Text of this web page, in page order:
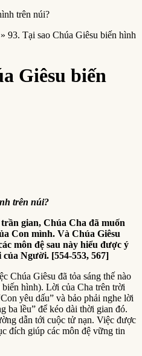
» 93. Tại sao Chúa Giêsu biến hình
Giêsu biến
trên núi?
gian, Chúa Cha đã muốn
Con mình. Và Chúa Giêsu
môn đệ sau này hiểu được ý
của Người. [554-553, 567]
Chúa Giêsu đã tỏa sáng thế nào
hình). Lời của Cha trên trời
yêu dấu” và bảo phải nghe lời
ba lều” để kéo dài thời gian đó.
dẫn tới cuộc tử nạn. Việc được
đích giúp các môn đệ vững tin